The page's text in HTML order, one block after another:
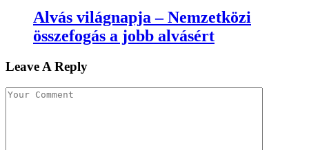
Alvás világnapja – Nemzetközi
összefogás a jobb alvásért
Leave A Reply